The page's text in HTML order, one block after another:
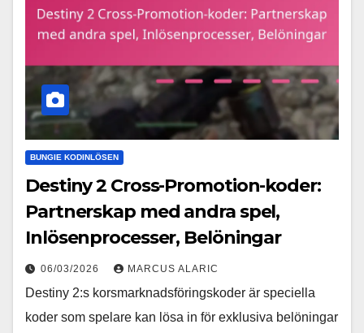
BUNGIE KODINLÖSEN
Destiny 2 Cross-Promotion-koder:
Partnerskap med andra spel,
Inlösenprocesser, Belöningar
06/03/2026 MARCUS ALARIC
Destiny 2:s korsmarknadsföringskoder är speciella
koder som spelare kan lösa in för exklusiva belöningar